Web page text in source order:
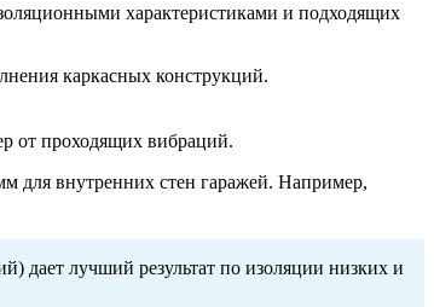
характеристиками и подходящих
каркасных конструкций.
от проходящих вибраций.
для внутренних стен гаражей. Например,
дает лучший результат по изоляции низких и